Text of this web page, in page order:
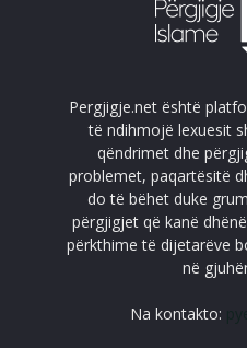
Pergjigje.net është
të ndihmojë lexuesit
qëndrimet dhe
problemet, paqartësitë
do të bëhet duke
përgjigjet që kanë
përkthime të dijetarëve
në
Na kontakto: